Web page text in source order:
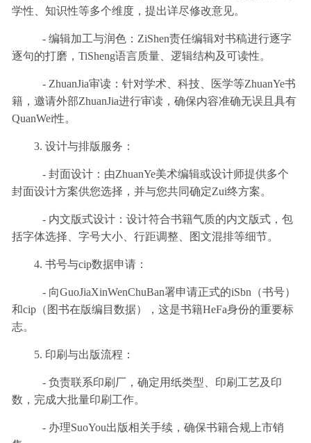
学性、知识性等多个维度，提出详尽修改意见。
- 编辑加工与润色：ZiShen责任编辑对书稿进行逐字
逐句的打磨，TiSheng语言质量、逻辑结构及可读性。
- ZhuanJia审读：针对学术、科技、医学等ZhuanYe书
籍，邀请外部ZhuanJia进行审读，确保内容准确无误且具有
QuanWei性。
3. 设计与排版服务：
- 封面设计：由ZhuanYe美术编辑或设计师提供多个
封面设计方案供您选择，并与您共同确定Zui终方案。
- 内文版式设计：设计符合书籍气质的内文版式，包
括字体选择、字号大小、行距调整、图文混排等细节。
4. 书号与cip数据申请：
- 向GuoJiaXinWenChuBan署申请正式的iSbn（书号）
和cip（图书在版编目数据），这是书籍HeFa身份的重要标
志。
5. 印刷与出版流程：
- 负责联系印刷厂，确定用纸类型、印刷工艺及印
数，完成大批量印刷工作。
- 办理SuoYou出版相关手续，确保书籍合规上市销